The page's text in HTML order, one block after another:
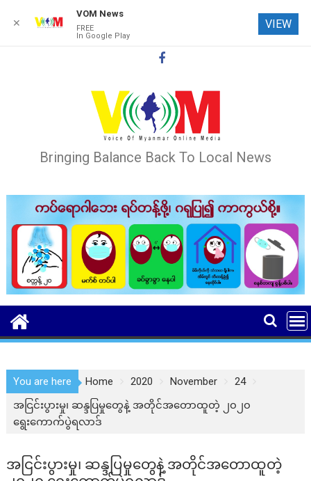
Bringing Balance Back To Local News
You are here Home 2020 November
24
အငြင်းပွားမှု၊ ဆန္ဒပြမှုတွေနဲ့ အတိုင်အတောထူတဲ့ ၂၀၂၀
ရွေးကောက်ပွဲရလာဒ်
အငြင်းပွားမှု၊ ဆန္ဒပြမှုတွေနဲ့ အတိုင်အတောထူတဲ့
✕
VOM News
FREE
In Google Play
VIEW